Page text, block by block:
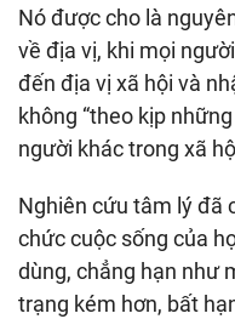
Nó được cho là
về địa vị, khi mọi
đến địa vị xã hội và
không “theo kịp
người khác trong xã
Nghiên cứu tâm lý đã
chức cuộc sống của
dùng, chẳng hạn như
trạng kém hơn, bất